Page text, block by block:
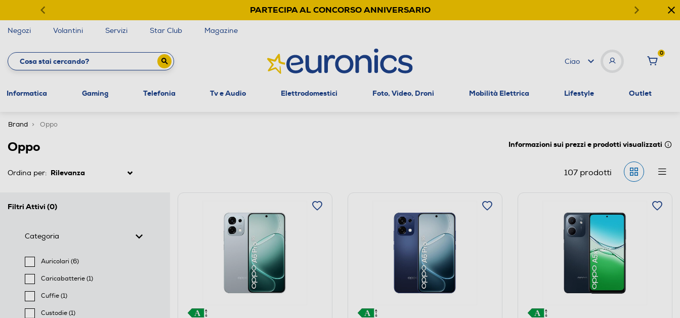
PARTECIPA AL CONCORSO ANNIVERSARIO
Negozi Volantini Servizi Star Club Magazine
Ciao
0
Informatica Gaming Telefonia Tv e Audio Elettrodomestici Foto, Video, Droni Mobilità Elettrica Lifestyle Outlet
Brand Oppo
Oppo Informazioni sui prezzi e prodotti visualizzati
Ordina per: 107prodotti
Filtri Attivi (0)
Categoria
Auricolari (6)
Filtra per Categoria: Auricolari
Caricabatterie (1)
Filtra per Categoria: Caricabatterie
Cuffie (1)
Filtra per Categoria: Cuffie
Custodie (1)